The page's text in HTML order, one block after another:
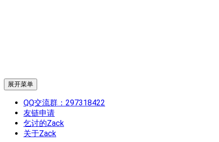
展开菜单
QQ交流群：297318422
友链申请
乞讨的Zack
关于Zack